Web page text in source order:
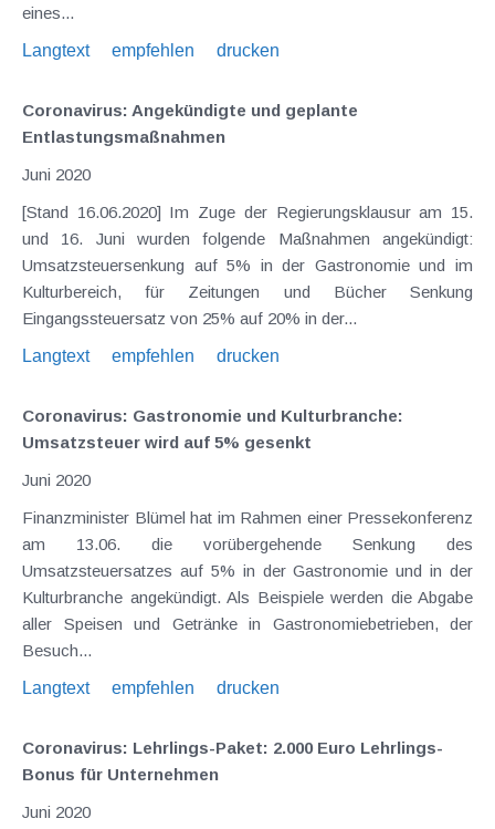
eines...
Langtext
empfehlen drucken
Coronavirus: Angekündigte und geplante
Entlastungsmaßnahmen
Juni 2020
[Stand 16.06.2020] Im Zuge der Regierungsklausur am 15.
und 16. Juni wurden folgende Maßnahmen angekündigt:
Umsatzsteuersenkung auf 5% in der Gastronomie und im
Kulturbereich, für Zeitungen und Bücher Senkung
Eingangssteuersatz von 25% auf 20% in der...
Langtext
empfehlen drucken
Coronavirus: Gastronomie und Kulturbranche:
Umsatzsteuer wird auf 5% gesenkt
Juni 2020
Finanzminister Blümel hat im Rahmen einer Pressekonferenz
am 13.06. die vorübergehende Senkung des
Umsatzsteuersatzes auf 5% in der Gastronomie und in der
Kulturbranche angekündigt. Als Beispiele werden die Abgabe
aller Speisen und Getränke in Gastronomiebetrieben, der
Besuch...
Langtext
empfehlen drucken
Coronavirus: Lehrlings-Paket: 2.000 Euro Lehrlings-
Bonus für Unternehmen
Juni 2020